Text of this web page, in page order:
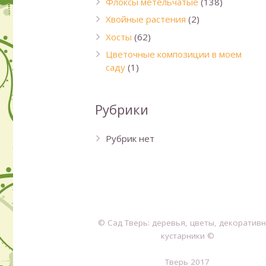
Хвойные растения (2)
Хосты (62)
Цветочные композиции в моем
саду (1)
Рубрики
Рубрик нет
© Сад Тверь: деревья, цветы,
кустарники ©
Тверь 2017